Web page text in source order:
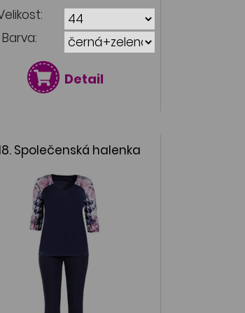
Barva:
Detail
Společenská halenka